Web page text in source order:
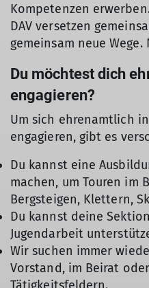
Kompetenzen
DAV versetzen
gemeinsam neue Wege.
Du möchtest dich
engagieren?
Um sich ehrenamtlich
engagieren, gibt es
Du kannst eine
machen, um Touren im
Bergsteigen, Klettern,
Du kannst deine
Jugendarbeit
Wir suchen immer
Vorstand, im Beirat